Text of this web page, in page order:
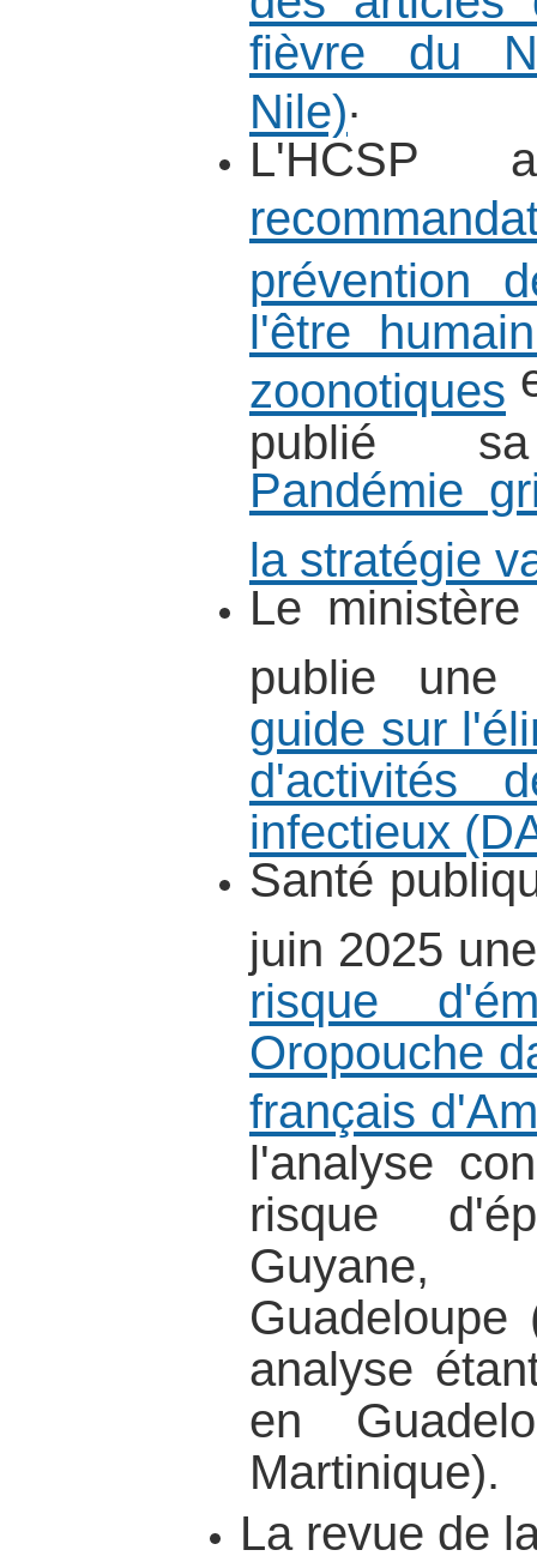
fièvre du
Nile).
L'HCSP
prévention
l'être
zoonotiques
publié sa
Pandémie
la stratégie
Le
publie
guide sur
d'activités
infectieux
Santé
juin 2025
risque
Oropouche
français
l'analyse
risque
Guadeloupe
analyse
en
Martinique).
La revue de